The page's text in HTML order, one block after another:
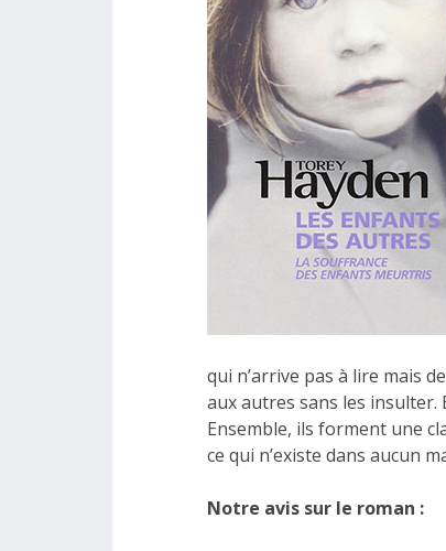
qui n’arrive pas à lire mais
aux autres sans les insulter.
Ensemble, ils forment une
ce qui n’existe dans aucun
Notre avis sur le roman :